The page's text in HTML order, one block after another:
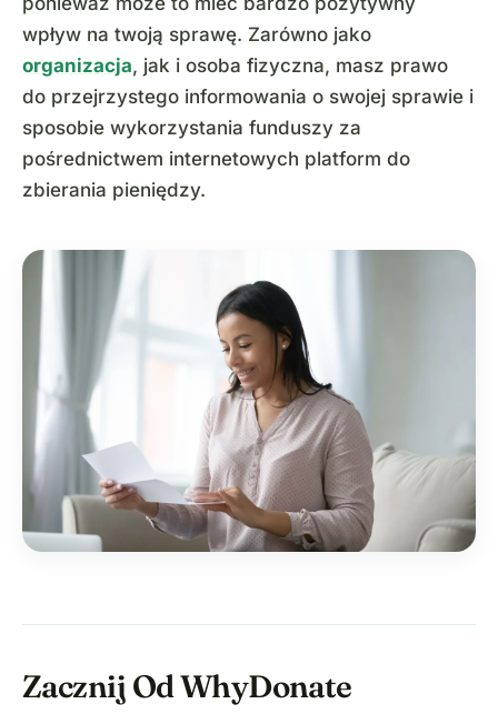
wpływ na twoją sprawę. Zarówno jako
organizacja, jak i osoba fizyczna, masz prawo
do przejrzystego informowania o swojej sprawie i
sposobie wykorzystania funduszy za
pośrednictwem internetowych platform do
zbierania pieniędzy.
Zacznij Od WhyDonate